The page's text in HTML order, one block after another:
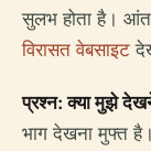
सुलभ होता है।
विरासत वेबसाइट
प्रश्न: क्या मुझे
भाग देखना मुफ्त